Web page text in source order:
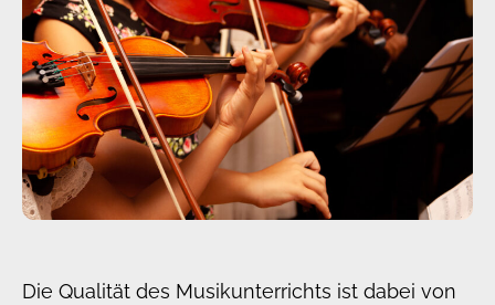
Die Qualität des Musikunterrichts ist dabei von